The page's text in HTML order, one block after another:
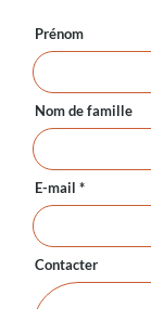
Prénom
Nom de famille
E-mail
Contacter